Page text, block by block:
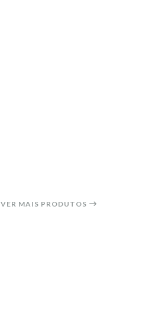
VER MAIS PRODUTOS